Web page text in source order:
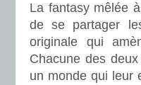
La fantasy mêlée
de se partager
originale qui
Chacune des
un monde qui leur